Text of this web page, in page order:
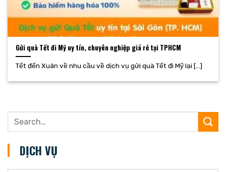
Gửi quà Tết đi Mỹ uy tín, chuyên nghiệp giá rẻ tại TPHCM
Tết đến Xuân về nhu cầu về dịch vụ gửi quà Tết đi Mỹ lại [...]
DỊCH VỤ